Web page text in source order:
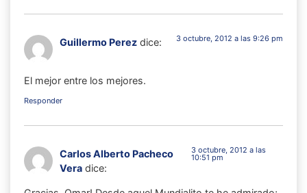
Guillermo Perez dice: 3 octubre, 2012 a las 9:26 pm
El mejor entre los mejores.
Responder
Carlos Alberto Pacheco
Vera dice:
3 octubre, 2012 a las
10:51 pm